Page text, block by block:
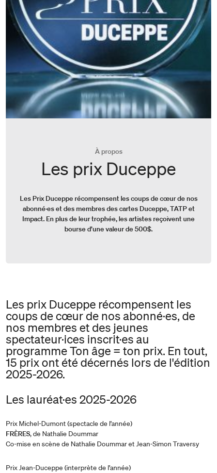
À propos
Les prix Duceppe
Les Prix Duceppe récompensent les coups de cœur de nos
abonné·es et des membres des cartes Duceppe, TATP et
Impact. En plus de leur trophée, les artistes reçoivent une
bourse d’une valeur de 500$.
Les prix Duceppe récompensent les
coups de cœur de nos abonné·es, de
nos membres et des jeunes
spectateur·ices inscrit·es au
programme Ton âge = ton prix. En tout,
15 prix ont été décernés lors de l'édition
2025-2026.
Les lauréat·es 2025-2026
Prix Michel-Dumont (spectacle de l’année)
FRÈRES, de Nathalie Doummar
Co-mise en scène de Nathalie Doummar et Jean-Simon Traversy
Prix Jean-Duceppe (interprète de l’année)